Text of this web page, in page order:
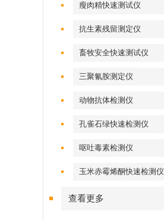
瘦肉精快速测试仪
抗生素残留测定仪
畜牧安全快速测试仪
三聚氰胺测定仪
动物抗体检测仪
孔雀石绿快速检测仪
呕吐毒素检测仪
玉米赤霉烯酮快速检测仪
查看更多